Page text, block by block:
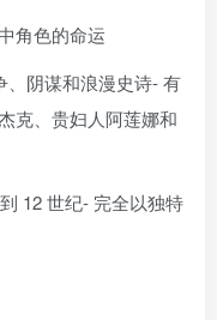
角色的命运
、阴谋和浪漫史诗- 有
克、贵妇人阿莲娜和
12 世纪- 完全以独特